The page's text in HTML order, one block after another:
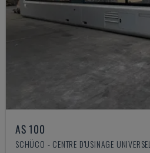
AS 100
SCHÜCO - CENTRE D'USINAGE UNIVERSEL